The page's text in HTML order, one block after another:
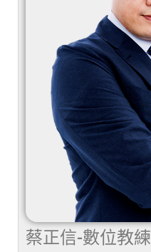
蔡正信-數位教練